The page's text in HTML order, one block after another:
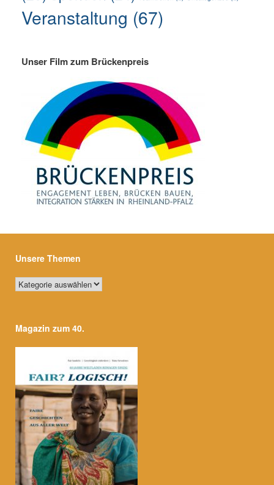
Veranstaltung (67)
Unser Film zum Brückenpreis
Unsere Themen
Unsere
Themen
Magazin zum 40.